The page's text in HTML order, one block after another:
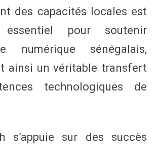
des capacités locales est
pour soutenir
numérique sénégalais,
ainsi un véritable transfert
technologiques de
s’appuie sur des succès